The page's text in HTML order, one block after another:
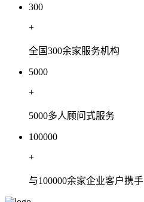
300
+
全国300余家服务机构
5000
+
5000多人顾问式服务
100000
+
与100000余家企业客户携手